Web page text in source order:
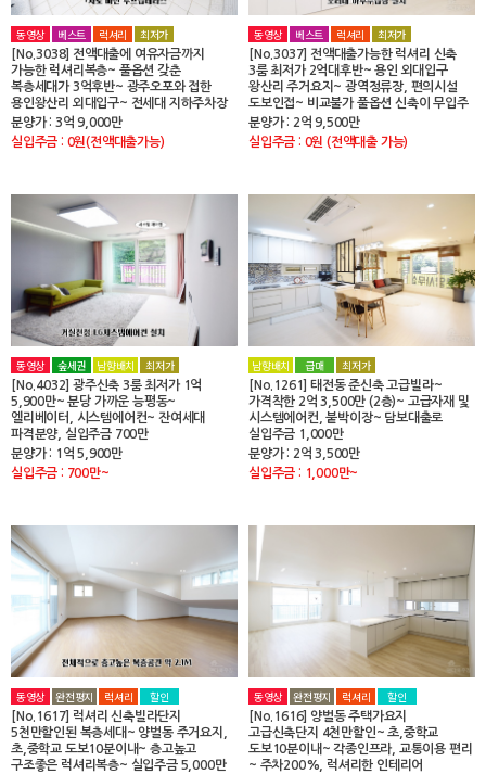
동영상 베스트 럭셔리 최저가
[No.3038] 전액대출에 여유자금까지
가능한 럭셔리복층~ 풀옵션 갖춘
복층세대가 3억후반~ 광주오포와 접한
용인왕산리 외대입구~ 전세대 지하주차장
분양가 : 3억 9,000만
실입주금 : 0원(전액대출가능)
동영상 베스트 럭셔리 최저가
[No.3037] 전액대출가능한 럭셔리 신축
3룸 최저가 2억대후반~ 용인 외대입구
왕산리 주거요지~ 광역정류장, 편의시설
도보인접~ 비교불가 풀옵션 신축이 무입주
분양가 : 2억 9,500만
실입주금 : 0원 (전액대출 가능)
동영상 숲세권 남향배치 최저가
[No.4032] 광주신축 3룸 최저가 1억
5,900만~ 분당 가까운 능평동~
엘리베이터, 시스템에어컨~ 잔여세대
파격분양, 실입주금 700만
분양가 : 1억 5,900만
실입주금 : 700만~
남향배치 급매 최저가
[No.1261] 태전동 준신축 고급빌라~
가격착한 2억 3,500만 (2층)~ 고급자재 및
시스템에어컨, 붙박이장~ 담보대출로
실입주금 1,000만
분양가 : 2억 3,500만
실입주금 : 1,000만~
동영상 완전평지 럭셔리 할인
[No.1617] 럭셔리 신축빌라단지
5천만할인된 복층세대~ 양벌동 주거요지,
초,중학교 도보10분이내~ 층고높고
구조좋은 럭셔리복층~ 실입주금 5,000만
동영상 완전평지 럭셔리 할인
[No.1616] 양벌동 주택가요지
고급신축단지 4천만할인~ 초,중학교
도보10분이내~ 각종인프라, 교통이용 편리
~ 주차200%, 럭셔리한 인테리어